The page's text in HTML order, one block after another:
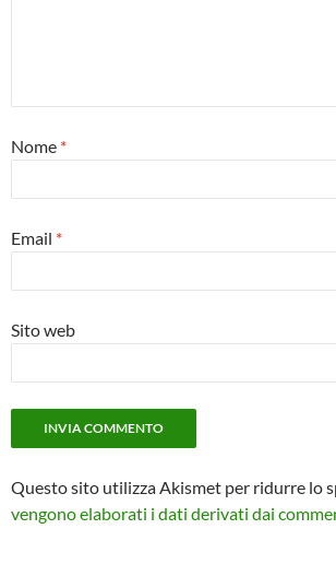
Nome *
Email *
Sito web
Questo sito utilizza Akismet per ridurre lo
vengono elaborati i dati derivati dai